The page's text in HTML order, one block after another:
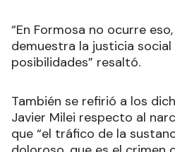
“En Formosa no ocurre
demuestra la justicia
posibilidades” resaltó.
También se refirió a los
Javier Milei respecto al
que “el tráfico de la